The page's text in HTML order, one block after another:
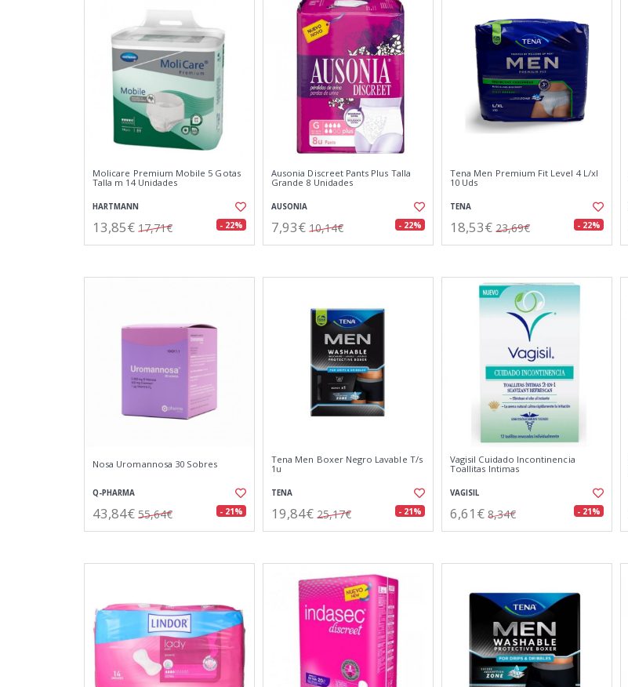
Molicare Premium Mobile 5 Gotas
Talla m 14 Unidades
HARTMANN
13,85€ 17,71€ - 22%
Ausonia Discreet Pants Plus Talla
Grande 8 Unidades
AUSONIA
7,93€ 10,14€ - 22%
Tena Men Premium Fit Level 4 L/xl
10 Uds
TENA
18,53€ 23,69€ - 22%
Nosa Uromannosa 30 Sobres
Q-PHARMA
43,84€ 55,64€ - 21%
Tena Men Boxer Negro Lavable T/s
1u
TENA
19,84€ 25,17€ - 21%
Vagisil Cuidado Incontinencia
Toallitas Intimas
VAGISIL
6,61€ 8,34€ - 21%